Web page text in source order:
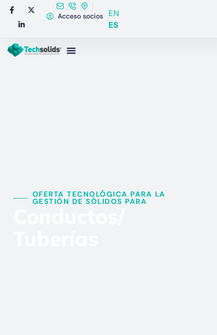
Acceso socios
EN
ES
OFERTA TECNOLÓGICA PARA LA
GESTIÓN DE SÓLIDOS PARA​